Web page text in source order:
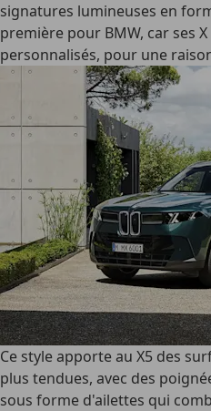
signatures lumineuses en
première pour BMW, car ses
personnalisés, pour une
Ce style apporte au X5 des
plus tendues, avec des
sous forme d'ailettes qui